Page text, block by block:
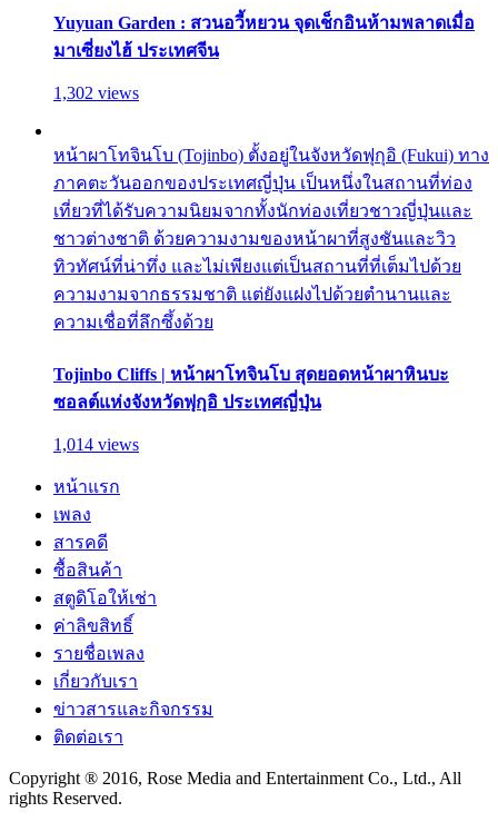
Yuyuan Garden : สวนอวี้หยวน จุดเช็กอินห้ามพลาดเมื่อ
มาเซี่ยงไฮ้ ประเทศจีน
1,302 views
หน้าผาโทจินโบ (Tojinbo) ตั้งอยู่ในจังหวัดฟุกุอิ (Fukui) ทาง
ภาคตะวันออกของประเทศญี่ปุ่น เป็นหนึ่งในสถานที่ท่อง
เที่ยวที่ได้รับความนิยมจากทั้งนักท่องเที่ยวชาวญี่ปุ่นและ
ชาวต่างชาติ ด้วยความงามของหน้าผาที่สูงชันและวิว
ทิวทัศน์ที่น่าทึ่ง และไม่เพียงแต่เป็นสถานที่ที่เต็มไปด้วย
ความงามจากธรรมชาติ แต่ยังแฝงไปด้วยตำนานและ
ความเชื่อที่ลึกซึ้งด้วย
Tojinbo Cliffs | หน้าผาโทจินโบ สุดยอดหน้าผาหินบะ
ซอลต์แห่งจังหวัดฟุกุอิ ประเทศญี่ปุ่น
1,014 views
หน้าแรก
เพลง
สารคดี
ซื้อสินค้า
สตูดิโอให้เช่า
ค่าลิขสิทธิ์
รายชื่อเพลง
เกี่ยวกับเรา
ข่าวสารและกิจกรรม
ติดต่อเรา
Copyright ® 2016, Rose Media and Entertainment Co., Ltd., All
rights Reserved.